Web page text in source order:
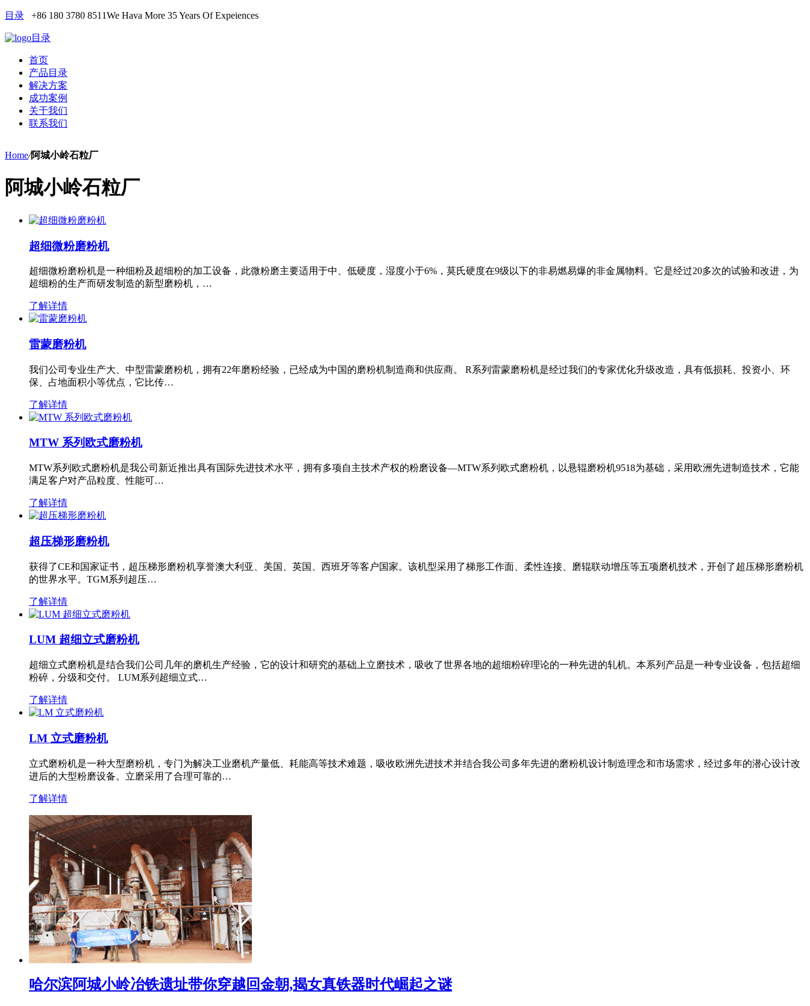
目录 +86 180 3780 8511We Hava More 35 Years Of Expeiences
目录
首页
产品目录
解决方案
成功案例
关于我们
联系我们
Home/阿城小岭石粒厂
阿城小岭石粒厂
超细微粉磨粉机
超细微粉磨粉机是一种细粉及超细粉的加工设备，此微粉磨主要适用于中、低硬度，湿度小于6%，莫氏硬度在9级以下的非易燃易爆的非金属物料。它是经过20多次的试验和改进，为
超细粉的生产而研发制造的新型磨粉机，…
了解详情
雷蒙磨粉机
我们公司专业生产大、中型雷蒙磨粉机，拥有22年磨粉经验，已经成为中国的磨粉机制造商和供应商。 R系列雷蒙磨粉机是经过我们的专家优化升级改造，具有低损耗、投资小、环
保、占地面积小等优点，它比传…
了解详情
MTW 系列欧式磨粉机
MTW系列欧式磨粉机是我公司新近推出具有国际先进技术水平，拥有多项自主技术产权的粉磨设备—MTW系列欧式磨粉机，以悬辊磨粉机9518为基础，采用欧洲先进制造技术，它能
满足客户对产品粒度、性能可…
了解详情
超压梯形磨粉机
获得了CE和国家证书，超压梯形磨粉机享誉澳大利亚、美国、英国、西班牙等客户国家。该机型采用了梯形工作面、柔性连接、磨辊联动增压等五项磨机技术，开创了超压梯形磨粉机
的世界水平。TGM系列超压…
了解详情
LUM 超细立式磨粉机
超细立式磨粉机是结合我们公司几年的磨机生产经验，它的设计和研究的基础上立磨技术，吸收了世界各地的超细粉碎理论的一种先进的轧机。本系列产品是一种专业设备，包括超细
粉碎，分级和交付。 LUM系列超细立式…
了解详情
LM 立式磨粉机
立式磨粉机是一种大型磨粉机，专门为解决工业磨机产量低、耗能高等技术难题，吸收欧洲先进技术并结合我公司多年先进的磨粉机设计制造理念和市场需求，经过多年的潜心设计改
进后的大型粉磨设备。立磨采用了合理可靠的…
了解详情
哈尔滨阿城小岭冶铁遗址带你穿越回金朝,揭女真铁器时代崛起之谜